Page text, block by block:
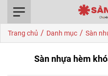
Trang chủ / Danh mục / Sàn
Sàn nhựa hèm